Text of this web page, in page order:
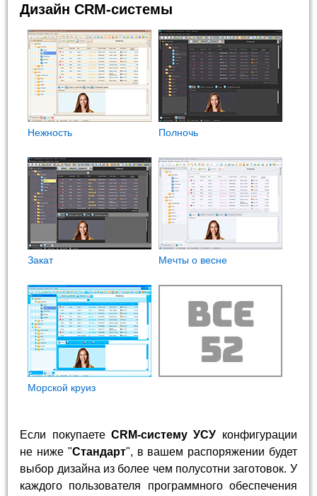
Дизайн CRM-системы
Нежность Полночь
Закат Мечты о весне
Морской круиз
Если покупаете CRM-систему УСУ конфигурации
не ниже "Стандарт", в вашем распоряжении будет
выбор дизайна из более чем полусотни заготовок. У
каждого пользователя программного обеспечения